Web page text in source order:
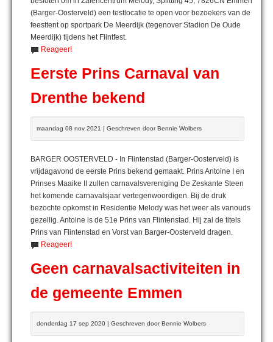
(Barger-Oosterveld) een testlocatie te open voor bezoekers van de
feesttent op sportpark De Meerdijk (tegenover Stadion De Oude
Meerdijk) tijdens het Flintfest.
Reageer!
Eerste Prins Carnaval van
Drenthe bekend
maandag 08 nov 2021 | Geschreven door Bennie Wolbers
BARGER OOSTERVELD - In Flintenstad (Barger-Oosterveld) is
vrijdagavond de eerste Prins bekend gemaakt. Prins Antoine I en
Prinses Maaike II zullen carnavalsvereniging De Zeskante Steen
het komende carnavalsjaar vertegenwoordigen. Bij de druk
bezochte opkomst in Residentie Melody was het weer als vanouds
gezellig. Antoine is de 51e Prins van Flintenstad. Hij zal de titels
Prins van Flintenstad en Vorst van Barger-Oosterveld dragen.
Reageer!
Geen carnavalsactiviteiten in
de gemeente Emmen
donderdag 17 sep 2020 | Geschreven door Bennie Wolbers